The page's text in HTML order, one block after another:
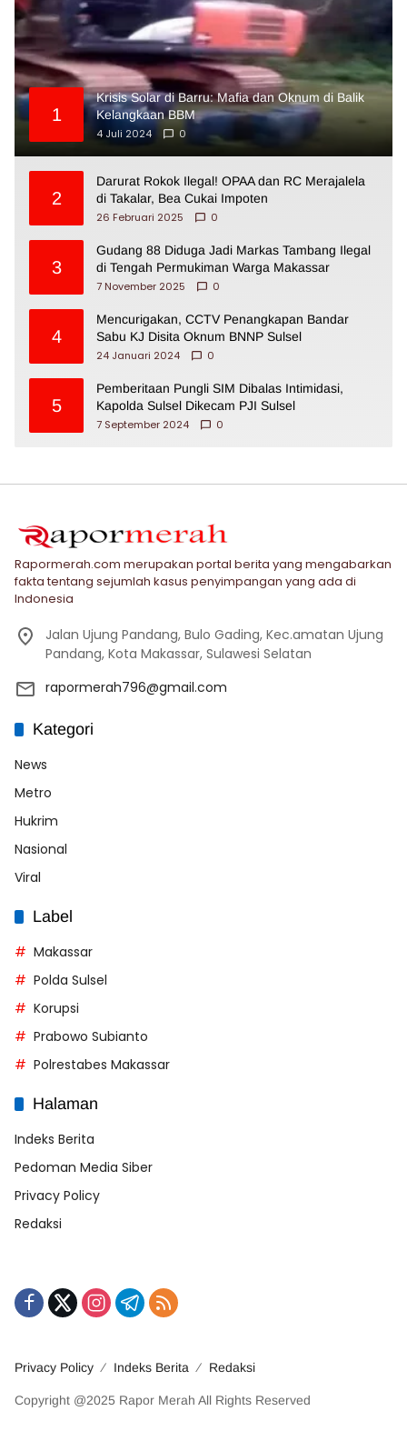
1
Krisis Solar di Barru: Mafia dan Oknum di Balik
Kelangkaan BBM
4 Juli 2024
0
2
Darurat Rokok Ilegal! OPAA dan RC Merajalela
di Takalar, Bea Cukai Impoten
26 Februari 2025
0
3
Gudang 88 Diduga Jadi Markas Tambang Ilegal
di Tengah Permukiman Warga Makassar
7 November 2025
0
4
Mencurigakan, CCTV Penangkapan Bandar
Sabu KJ Disita Oknum BNNP Sulsel
24 Januari 2024
0
5
Pemberitaan Pungli SIM Dibalas Intimidasi,
Kapolda Sulsel Dikecam PJI Sulsel
7 September 2024
0
Rapormerah.com merupakan portal berita yang mengabarkan
fakta tentang sejumlah kasus penyimpangan yang ada di
Indonesia
Jalan Ujung Pandang, Bulo Gading, Kec.amatan Ujung
Pandang, Kota Makassar, Sulawesi Selatan
rapormerah796@gmail.com
Kategori
News
Metro
Hukrim
Nasional
Viral
Label
Makassar
Polda Sulsel
Korupsi
Prabowo Subianto
Polrestabes Makassar
Halaman
Indeks Berita
Pedoman Media Siber
Privacy Policy
Redaksi
Privacy Policy Indeks Berita Redaksi
Copyright @2025 Rapor Merah All Rights Reserved